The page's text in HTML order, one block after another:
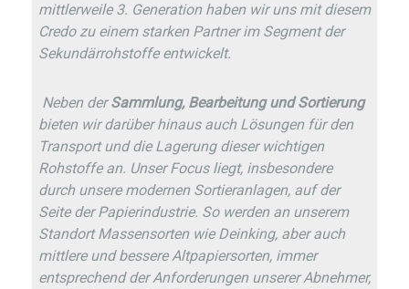
mittlerweile 3. Generation haben wir uns mit diesem
Credo zu einem starken Partner im Segment der
Sekundärrohstoffe entwickelt.
Neben derSammlung, Bearbeitung und Sortierung
bieten wir darüber hinaus auch Lösungen für den
Transport und die Lagerung dieser wichtigen
Rohstoffe an. Unser Focus liegt, insbesondere
durch unsere modernen Sortieranlagen, auf der
Seite der Papierindustrie. So werden an unserem
Standort Massensorten wie Deinking, aber auch
mittlere und bessere Altpapiersorten, immer
entsprechend der Anforderungen unserer Abnehmer,